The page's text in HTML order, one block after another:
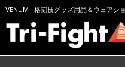
VENUM - 格闘技グッズ用品＆ウェアシ